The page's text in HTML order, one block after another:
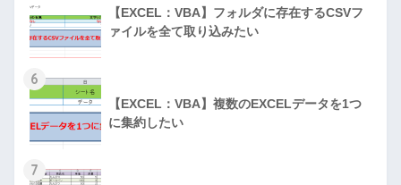
【EXCEL：VBA】フォルダに存在するCSVフ
ァイルを全て取り込みたい
6
【EXCEL：VBA】複数のEXCELデータを1つ
に集約したい
7